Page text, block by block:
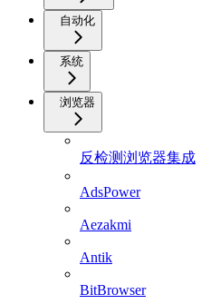
自动化
系统
浏览器
反检测浏览器集成
AdsPower
Aezakmi
Antik
BitBrowser